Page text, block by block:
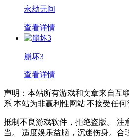
永劫无间
查看详情
崩坏3
查看详情
声明：本站所有游戏和文章来自互
系 本站为非赢利性网站 不接受任
抵制不良游戏软件，拒绝盗版。 注
当。 适度娱乐益脑，沉迷伤身。合